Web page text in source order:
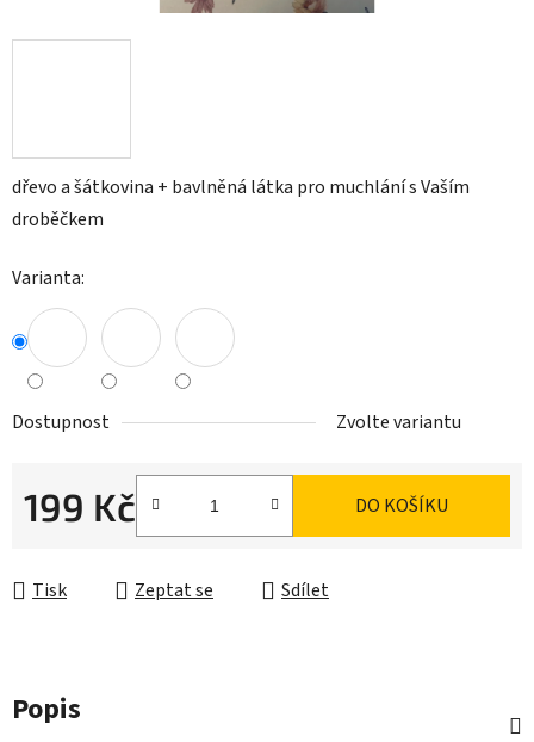
dřevo a šátkovina + bavlněná látka pro muchlání s Vaším
droběčkem
Varianta:
Dostupnost Zvolte variantu
199 Kč DO KOŠÍKU
Tisk Zeptat se Sdílet
Popis